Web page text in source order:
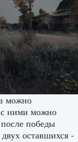
2
можно
ними можно
победы
оставшихся -